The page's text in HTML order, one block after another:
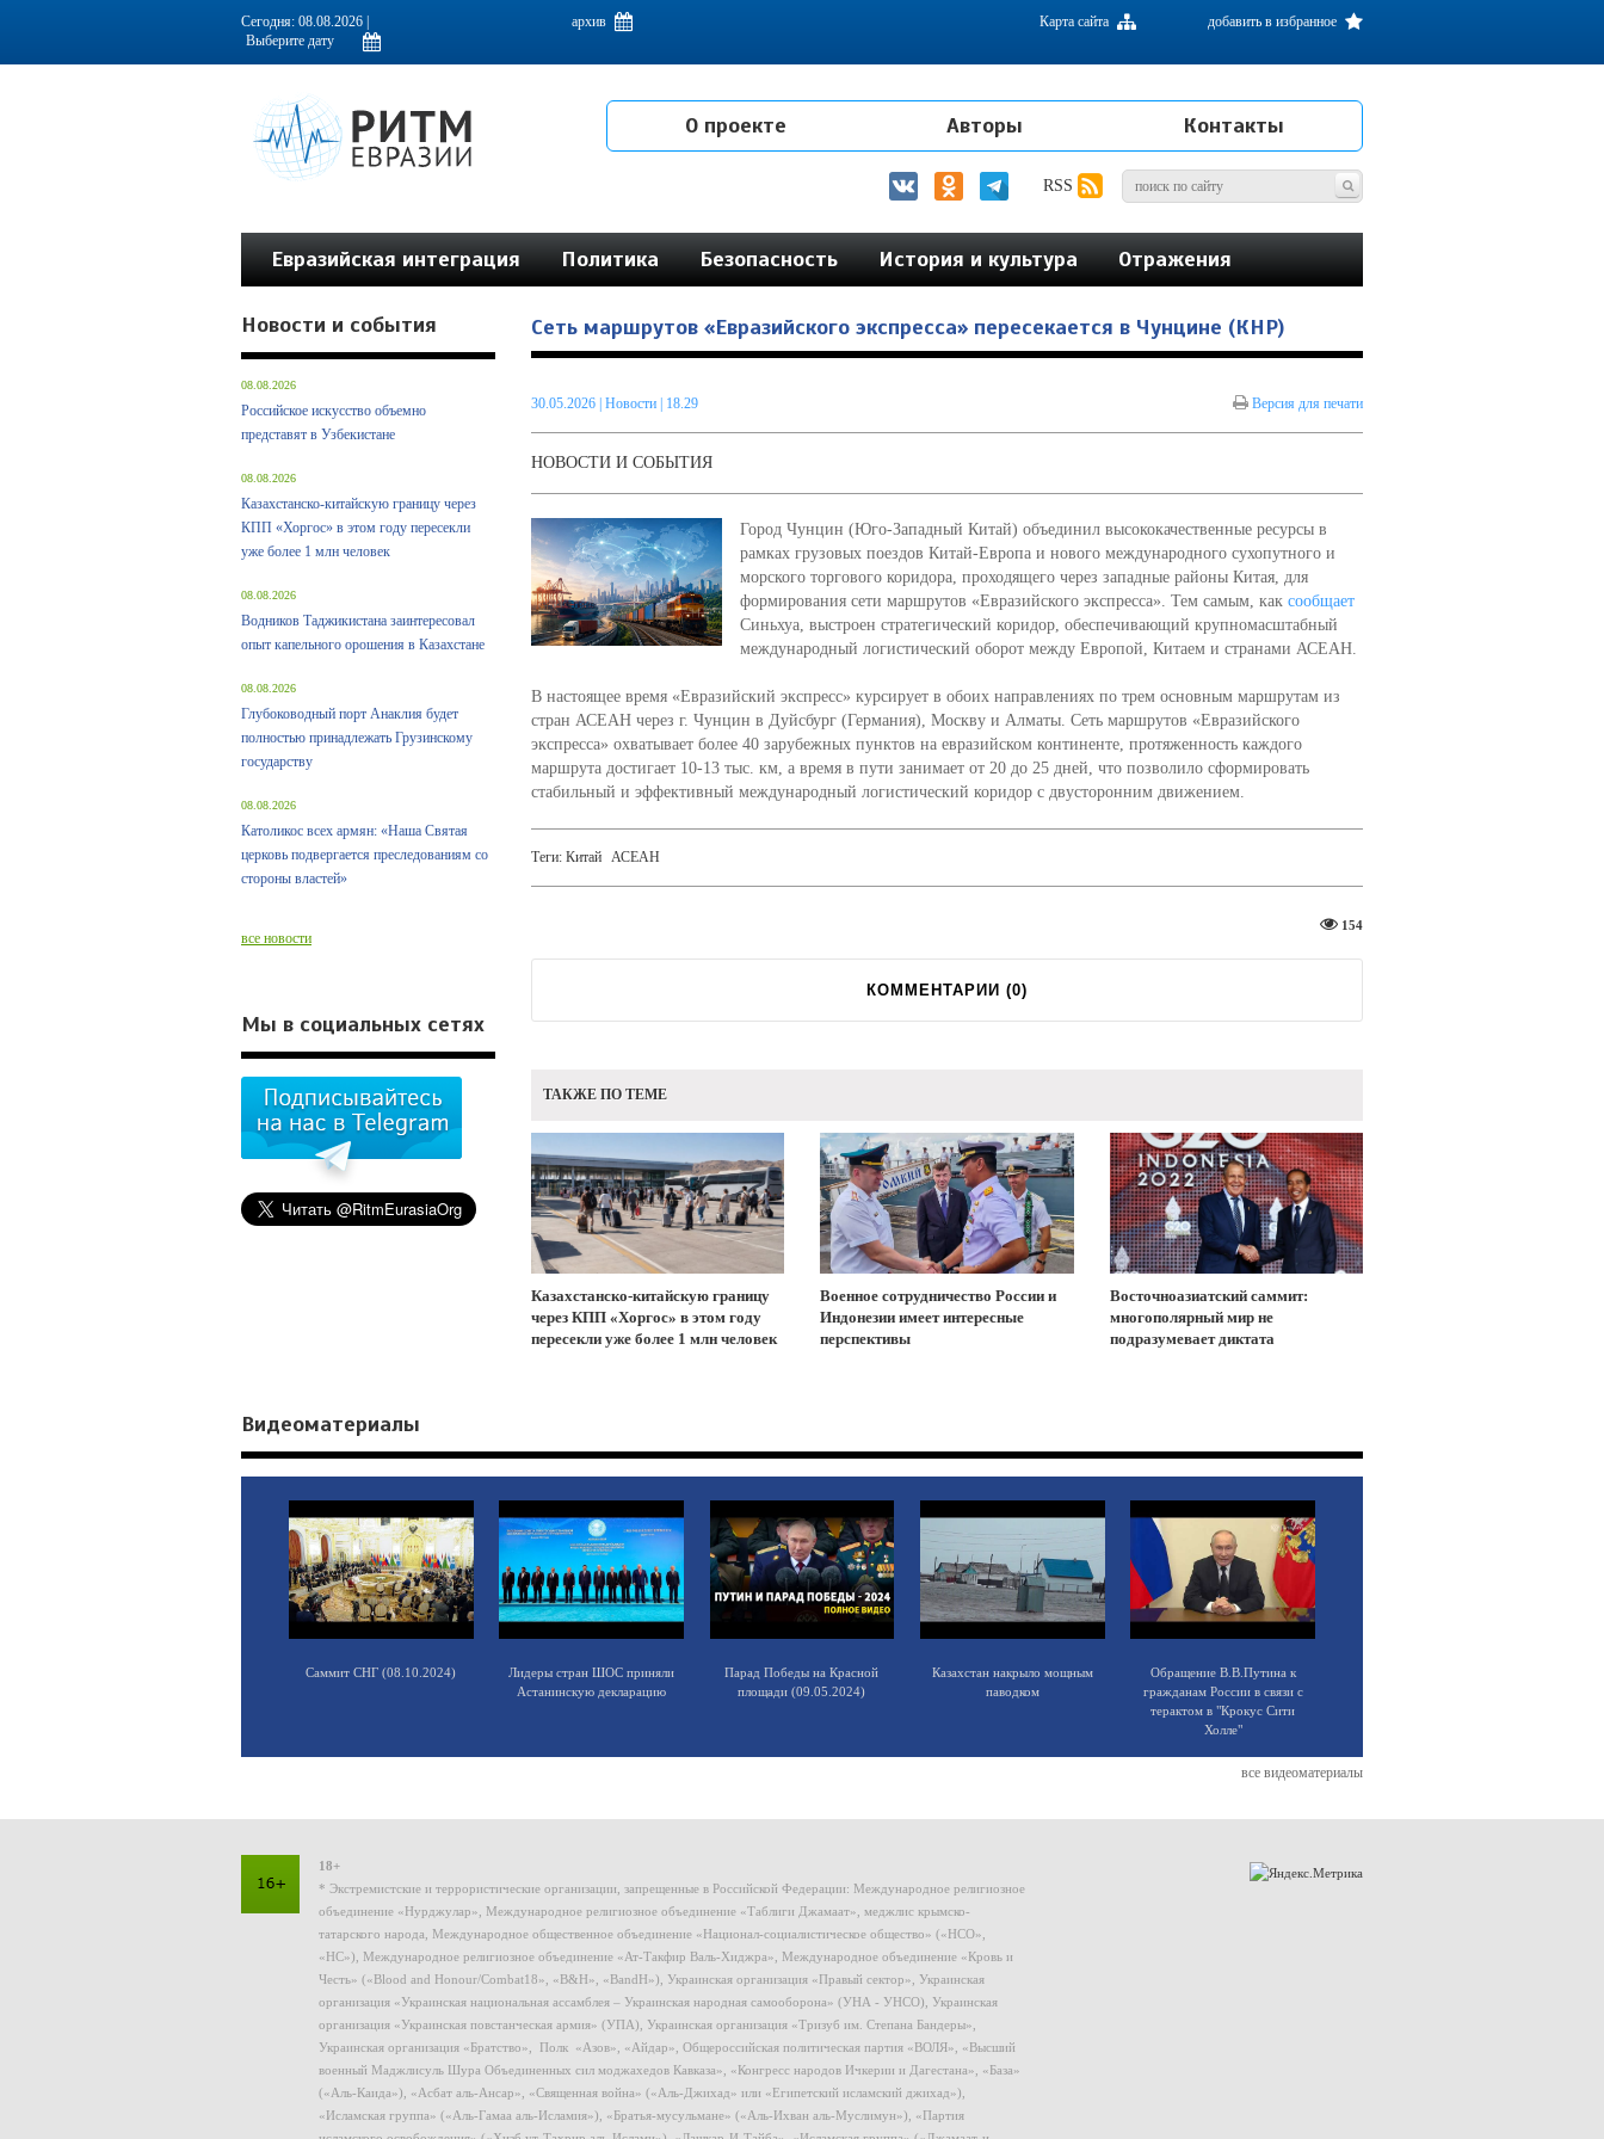
Информационно-аналитическое издание, посвященное актуальным проблемам интеграции на постсоветском пространстве
Сегодня: 08.08.2026 | архив добавить в избранное
Карта сайта
О проекте Авторы Контакты
RSS
Евразийская интеграция Политика Безопасность История и культура Отражения
Сеть маршрутов «Евразийского экспресса» пересекается в Чунцине (КНР)
30.05.2026| Новости | 18.29 Версия для печати
НОВОСТИ И СОБЫТИЯ
Город Чунцин (Юго-Западный Китай) объединил высококачественные ресурсы в
рамках грузовых поездов Китай-Европа и нового международного сухопутного и
морского торгового коридора, проходящего через западные районы Китая, для
формирования сети маршрутов «Евразийского экспресса». Тем самым, как сообщает
Синьхуа, выстроен стратегический коридор, обеспечивающий крупномасштабный
международный логистический оборот между Европой, Китаем и странами АСЕАН.
В настоящее время «Евразийский экспресс» курсирует в обоих направлениях по трем основным маршрутам из
стран АСЕАН через г. Чунцин в Дуйсбург (Германия), Москву и Алматы. Сеть маршрутов «Евразийского
экспресса» охватывает более 40 зарубежных пунктов на евразийском континенте, протяженность каждого
маршрута достигает 10-13 тыс. км, а время в пути занимает от 20 до 25 дней, что позволило сформировать
стабильный и эффективный международный логистический коридор с двусторонним движением.
Теги: Китай АСЕАН
154
КОММЕНТАРИИ (0)
ТАКЖЕ ПО ТЕМЕ
Казахстанско-китайскую границу
через КПП «Хоргос» в этом году
пересекли уже более 1 млн человек
Военное сотрудничество России и
Индонезии имеет интересные
перспективы
Восточноазиатский саммит:
многополярный мир не
подразумевает диктата
Новости и события
08.08.2026
Российское искусство объемно
представят в Узбекистане
08.08.2026
Казахстанско-китайскую границу через
КПП «Хоргос» в этом году пересекли
уже более 1 млн человек
08.08.2026
Водников Таджикистана заинтересовал
опыт капельного орошения в Казахстане
08.08.2026
Глубоководный порт Анаклия будет
полностью принадлежать Грузинскому
государству
08.08.2026
Католикос всех армян: «Наша Святая
церковь подвергается преследованиям со
стороны властей»
все новости
Мы в социальных сетях
Видеоматериалы
Саммит СНГ (08.10.2024)
Лидеры стран ШОС приняли
Астанинскую декларацию
Парад Победы на Красной
площади (09.05.2024)
Казахстан накрыло мощным
паводком
Обращение В.В.Путина к
гражданам России в связи с
терактом в "Крокус Сити
Холле"
все видеоматериалы
18+
* Экстремистские и террористические организации, запрещенные в Российской Федерации: Международное религиозное
объединение «Нурджулар», Международное религиозное объединение «Таблиги Джамаат», меджлис крымско-
татарского народа, Международное общественное объединение «Национал-социалистическое общество» («НСО»,
«НС»), Международное религиозное объединение «Ат-Такфир Валь-Хиджра», Международное объединение «Кровь и
Честь» («Blood and Honour/Combat18», «B&H», «BandH»), Украинская организация «Правый сектор», Украинская
организация «Украинская национальная ассамблея – Украинская народная самооборона» (УНА - УНСО), Украинская
организация «Украинская повстанческая армия» (УПА), Украинская организация «Тризуб им. Степана Бандеры»,
Украинская организация «Братство», Полк «Азов», «Айдар», Общероссийская политическая партия «ВОЛЯ», «Высший
военный Маджлисуль Шура Объединенных сил моджахедов Кавказа», «Конгресс народов Ичкерии и Дагестана», «База»
(«Аль-Каида»), «Асбат аль-Ансар», «Священная война» («Аль-Джихад» или «Египетский исламский джихад»),
«Исламская группа» («Аль-Гамаа аль-Исламия»), «Братья-мусульмане» («Аль-Ихван аль-Муслимун»), «Партия